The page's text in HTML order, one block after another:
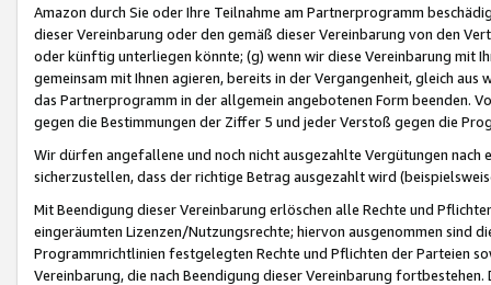
Amazon durch Sie oder Ihre Teilnahme am Partnerprogramm
dieser Vereinbarung oder den gemäß dieser Vereinbarung von den
oder künftig unterliegen könnte; (g) wenn wir diese Vereinbarung mit
gemeinsam mit Ihnen agieren, bereits in der Vergangenheit, gleich
das Partnerprogramm in der allgemein angebotenen Form beenden.
gegen die Bestimmungen der Ziffer 5 und jeder Verstoß gegen die
Wir dürfen angefallene und noch nicht ausgezahlte Vergütungen
sicherzustellen, dass der richtige Betrag ausgezahlt wird
Mit Beendigung dieser Vereinbarung erlöschen alle Rechte und
eingeräumten Lizenzen/Nutzungsrechte; hiervon ausgenommen sind
Programmrichtlinien festgelegten Rechte und Pflichten der Parteien
Vereinbarung, die nach Beendigung dieser Vereinbarung